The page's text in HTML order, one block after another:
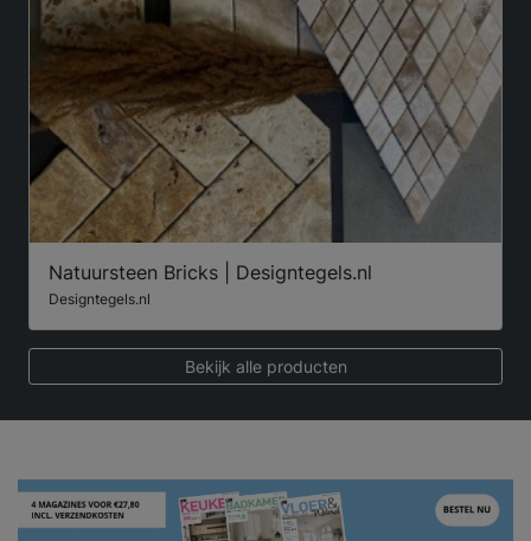
Natuursteen Bricks | Designtegels.nl
Designtegels.nl
Bekijk alle producten